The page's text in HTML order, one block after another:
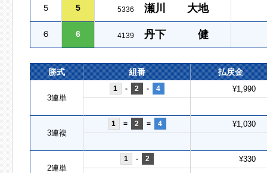
５ 5 5336 瀬川 大地
６ 6 4139 丹下 健
勝式 組番 払戻金
3連単
1 - 2 - 4 ¥1,990
3連複
1 = 2 = 4 ¥1,030
2連単
1 - 2 ¥330